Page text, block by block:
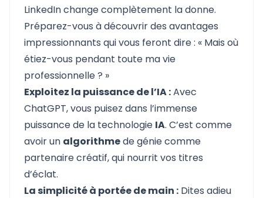
LinkedIn change complètement la donne.
Préparez-vous à découvrir des avantages
impressionnants qui vous feront dire : « Mais où
étiez-vous pendant toute ma vie
professionnelle ? »
Exploitez la puissance de l’IA :Avec
ChatGPT, vous puisez dans l’immense
puissance de la technologie IA. C’est comme
avoir un algorithmede génie comme
partenaire créatif, qui nourrit vos titres
d’éclat.
La simplicité à portée de main : Dites adieu